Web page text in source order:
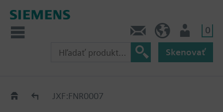
0
Skenovať
Standard parts
JXF:FNR0007